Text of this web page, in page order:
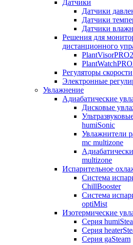
Датчики
Датчики
Датчики
Датчики
Решения для
дистанционного
PlantVisorPRO2
Регуляторы скорости
Электронные
Увлажнение
Адиабатические
Дисковые
humiSonic
Увлажнители
mc multizone
multizone
Испарительное
Система
ChillBooster
Система
optiMist
Изотермические
Серия
Серия
Серия gaSteam